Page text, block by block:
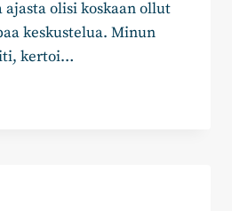
olisi koskaan ollut
keskustelua. Minun
kertoi…